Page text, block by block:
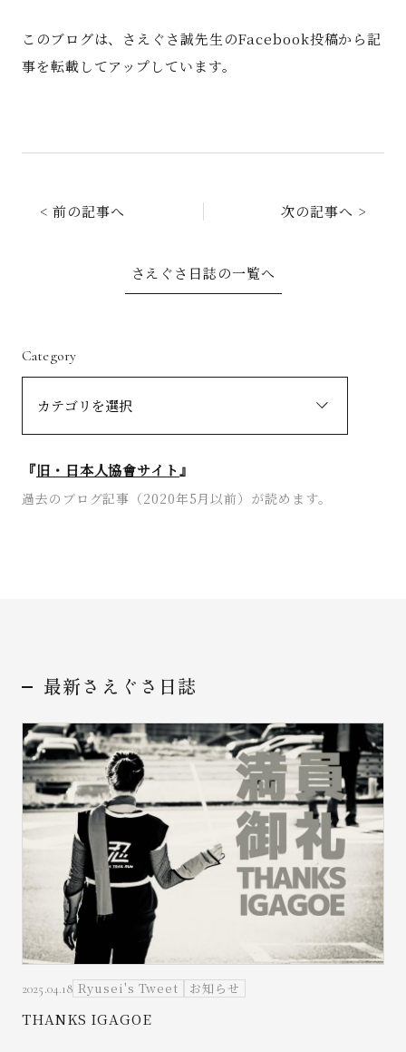
このブログは、さえぐさ誠先生のFacebook投稿から記
事を転載してアップしています。
< 前の記事へ 次の記事へ >
さえぐさ日誌の一覧へ
Category
『旧・日本人協會サイト』
過去のブログ記事（2020年5月以前）が読めます。
最新さえぐさ日誌
2025.04.18 Ryusei's Tweet お知らせ
THANKS IGAGOE